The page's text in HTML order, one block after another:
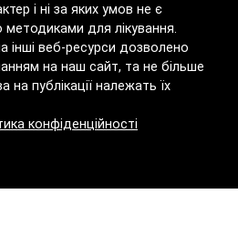
і ні за яких умов не є
для лікування.
інші веб-ресурси дозволено
на наш сайт, та не більше
на публікації належать їх
конфіденційності